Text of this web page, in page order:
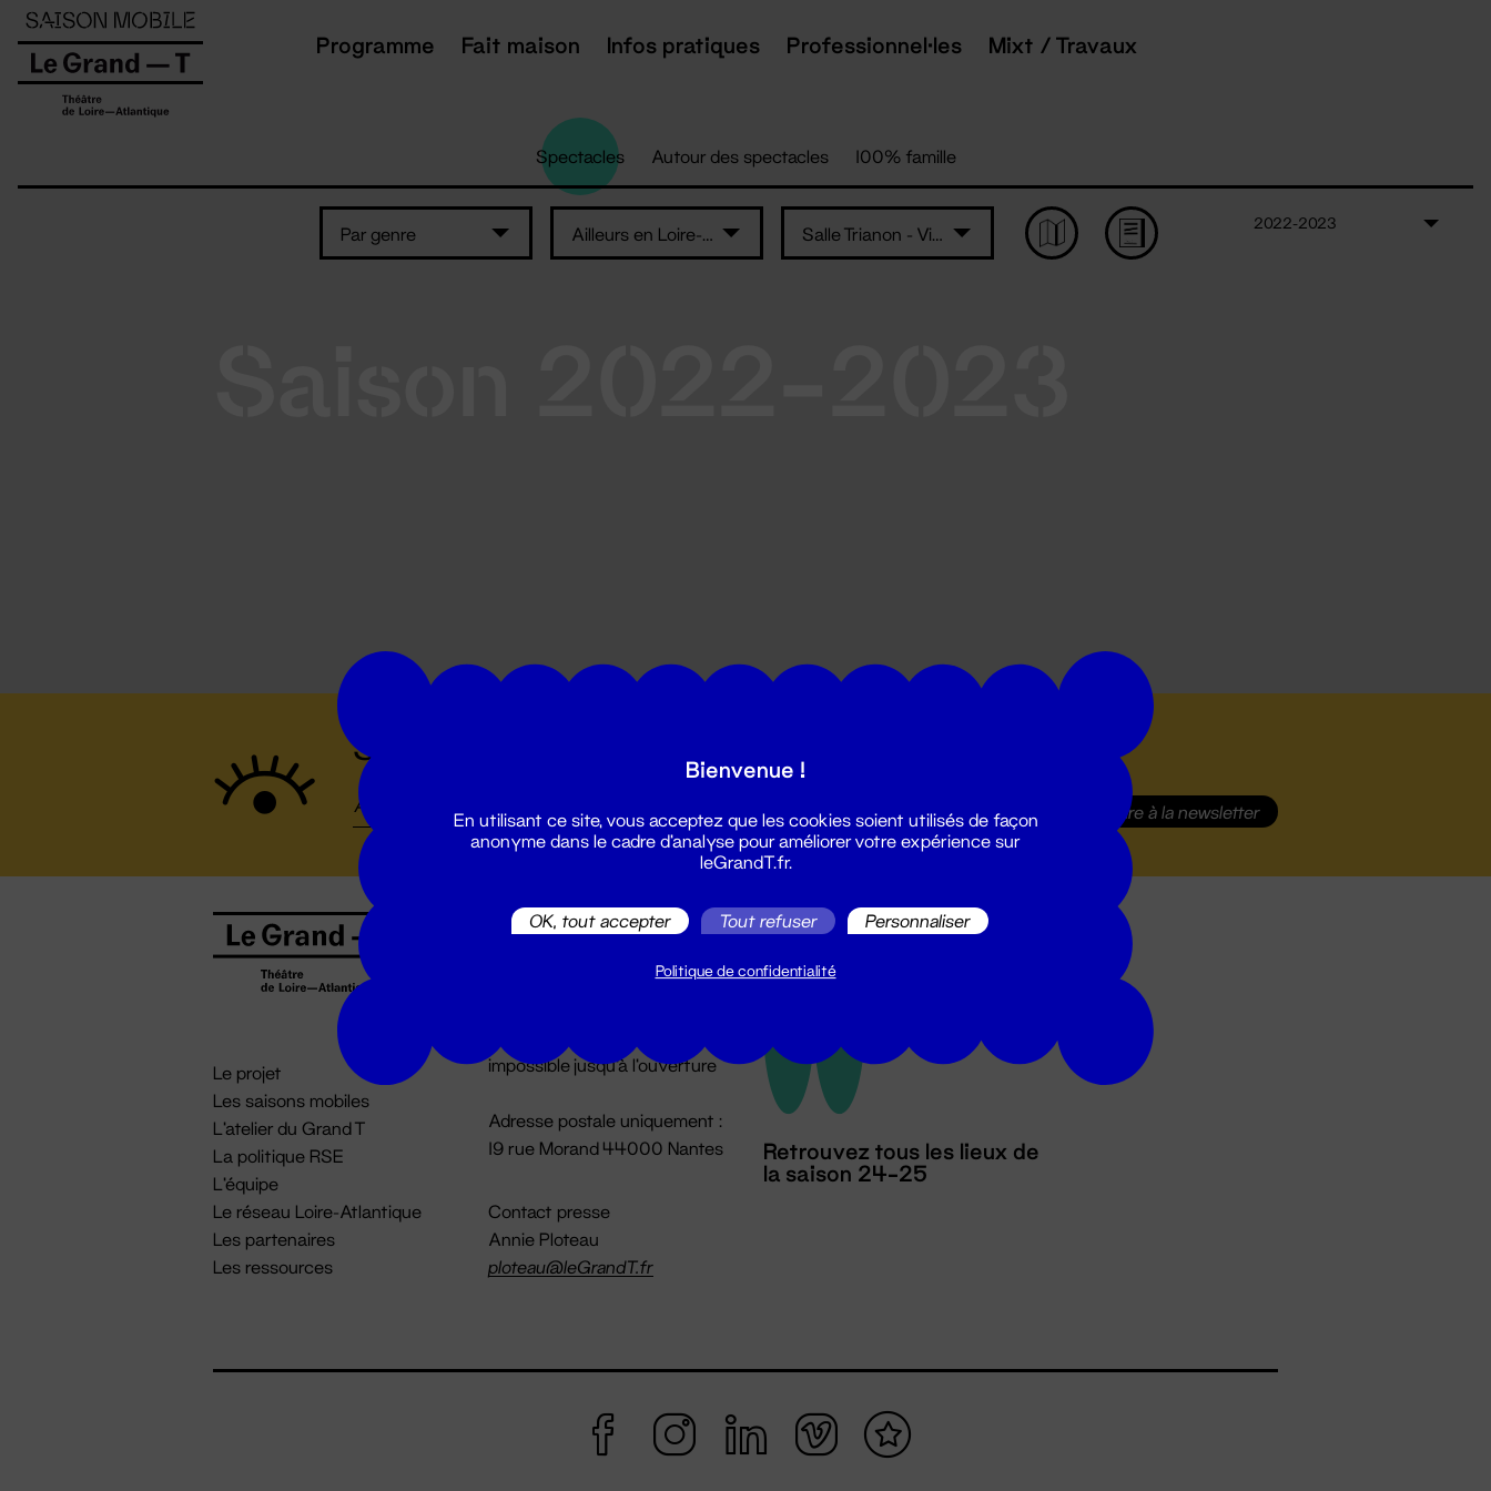
Programme Fait maison Infos pratiques Professionnel·les Mixt / Travaux
Spectacles Autour des spectacles 100% famille
Par genre Ailleurs en Loire-Atlantique Salle Trianon - Vieillevigne
2022-2023
Suivez toutes les actualités du Grand T :
S'inscrire à la newsletter
Le projet
Les saisons mobiles
L'atelier du Grand T
La politique RSE
L'équipe
Le réseau Loire-Atlantique
Les partenaires
Les ressources
Billetterie
billetterie@leGrandT.fr
impossible jusqu'à l'ouverture
Adresse postale uniquement :
19 rue Morand 44000 Nantes
Contact presse
Annie Ploteau
ploteau@leGrandT.fr
Retrouvez tous les lieux de
la saison 24-25
Panneau de gestion des cookies
Bienvenue !
En utilisant ce site, vous acceptez que les cookies soient utilisés de façon
anonyme dans le cadre d'analyse pour améliorer votre expérience sur
leGrandT.fr.
OK, tout accepter Tout refuser Personnaliser
Politique de confidentialité